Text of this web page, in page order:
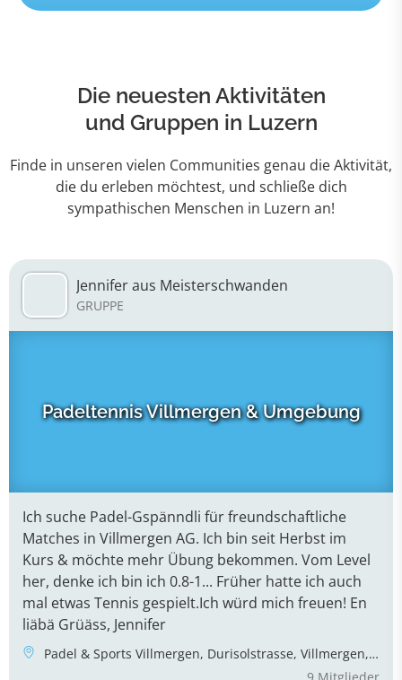
Die neuesten Aktivitäten
und Gruppen in Luzern
Finde in unseren vielen Communities genau die Aktivität,
die du erleben möchtest, und schließe dich
sympathischen Menschen in Luzern an!